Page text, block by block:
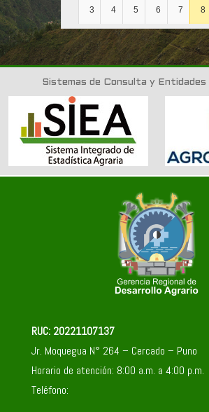
3 4 5 6 7 8
9AM FEAGRO -
17 18
2 3 4
Sistemas de Consulta y Entidades
RUC: 20221107137
Jr. Moquegua N° 264 – Cercado – Puno
Horario de atención: 8:00 a.m. a 4:00 p.m.
Teléfono: